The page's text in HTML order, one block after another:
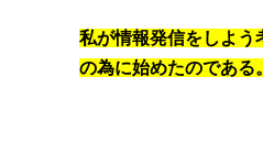
私が情報発信をしよう
の為に始めたのである。